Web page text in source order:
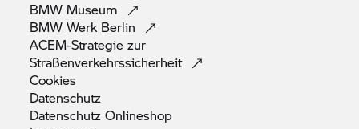
BMW Museum
BMW Werk Berlin
ACEM-Strategie zur
Straßenverkehrssicherheit
Cookies
Datenschutz
DatenschutzOnlineshop